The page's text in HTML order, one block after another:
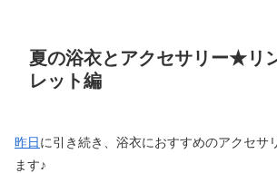
夏の浴衣とアクセサリー★リ
レット編
昨日に引き続き、浴衣におすすめのアクセサ
ます♪